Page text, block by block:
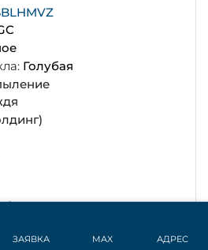
Голубая
руб.
ЗАЯВКА MAX АДРЕС